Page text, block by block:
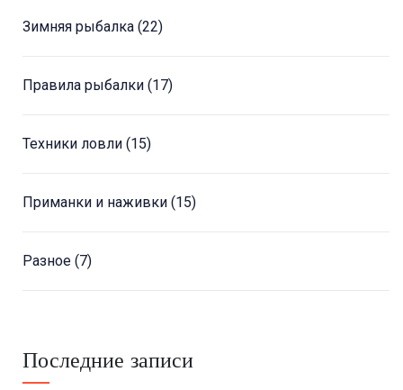
Зимняя рыбалка (22)
Правила рыбалки (17)
Техники ловли (15)
Приманки и наживки (15)
Разное (7)
Последние записи